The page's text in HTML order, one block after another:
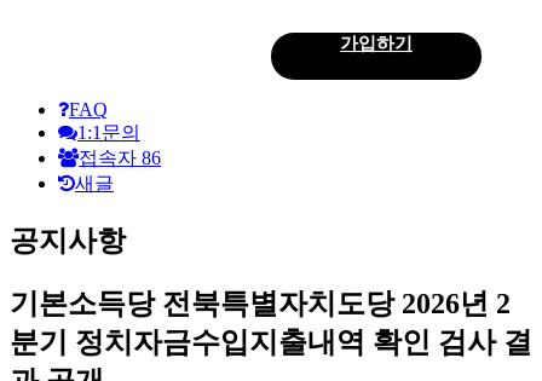
원
로
그
인
가입하기
FAQ
1:1문의
접속자 86
새글
공지사항
기본소득당 전북특별자치도당 2026년 2
분기 정치자금수입지출내역 확인 검사 결